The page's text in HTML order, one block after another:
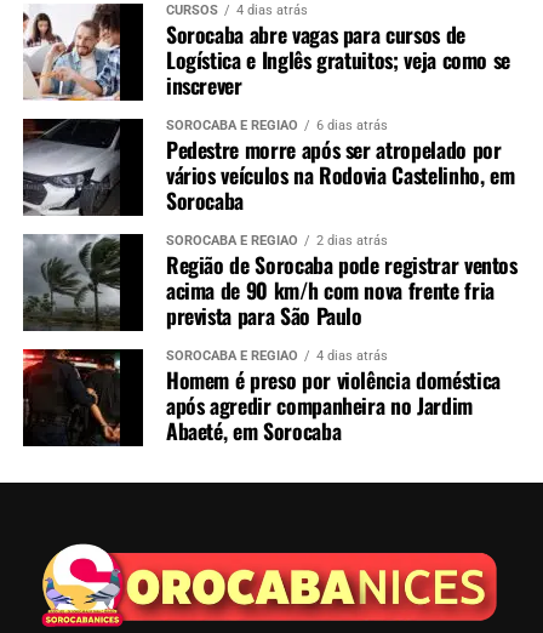
CURSOS 4 dias atrás
Sorocaba abre vagas para cursos de
Logística e Inglês gratuitos; veja como se
inscrever
SOROCABA E REGIÃO 6 dias atrás
Pedestre morre após ser atropelado por
vários veículos na Rodovia Castelinho, em
Sorocaba
SOROCABA E REGIÃO 2 dias atrás
Região de Sorocaba pode registrar ventos
acima de 90 km/h com nova frente fria
prevista para São Paulo
SOROCABA E REGIÃO 4 dias atrás
Homem é preso por violência doméstica
após agredir companheira no Jardim
Abaeté, em Sorocaba